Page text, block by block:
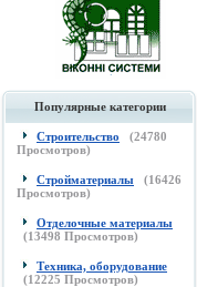
Популярные категории
Строительство (24780
Просмотров)
Стройматериалы (16426
Просмотров)
Отделочные материалы
(13498 Просмотров)
Техника, оборудование
(12225 Просмотров)